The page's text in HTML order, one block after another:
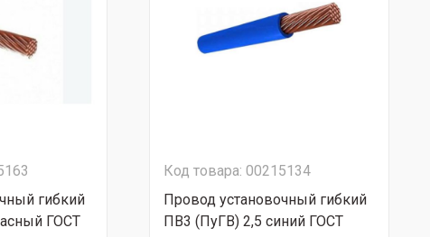
гибкий
ГОСТ
Код товара: 00215134
Провод установочный гибкий
ПВ3 (ПуГВ) 2,5 синий ГОСТ